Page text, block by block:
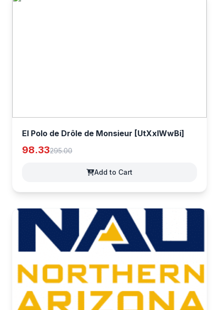
El Polo de Drôle de Monsieur [UtXxIWwBi]
98.33295.00
Add to Cart